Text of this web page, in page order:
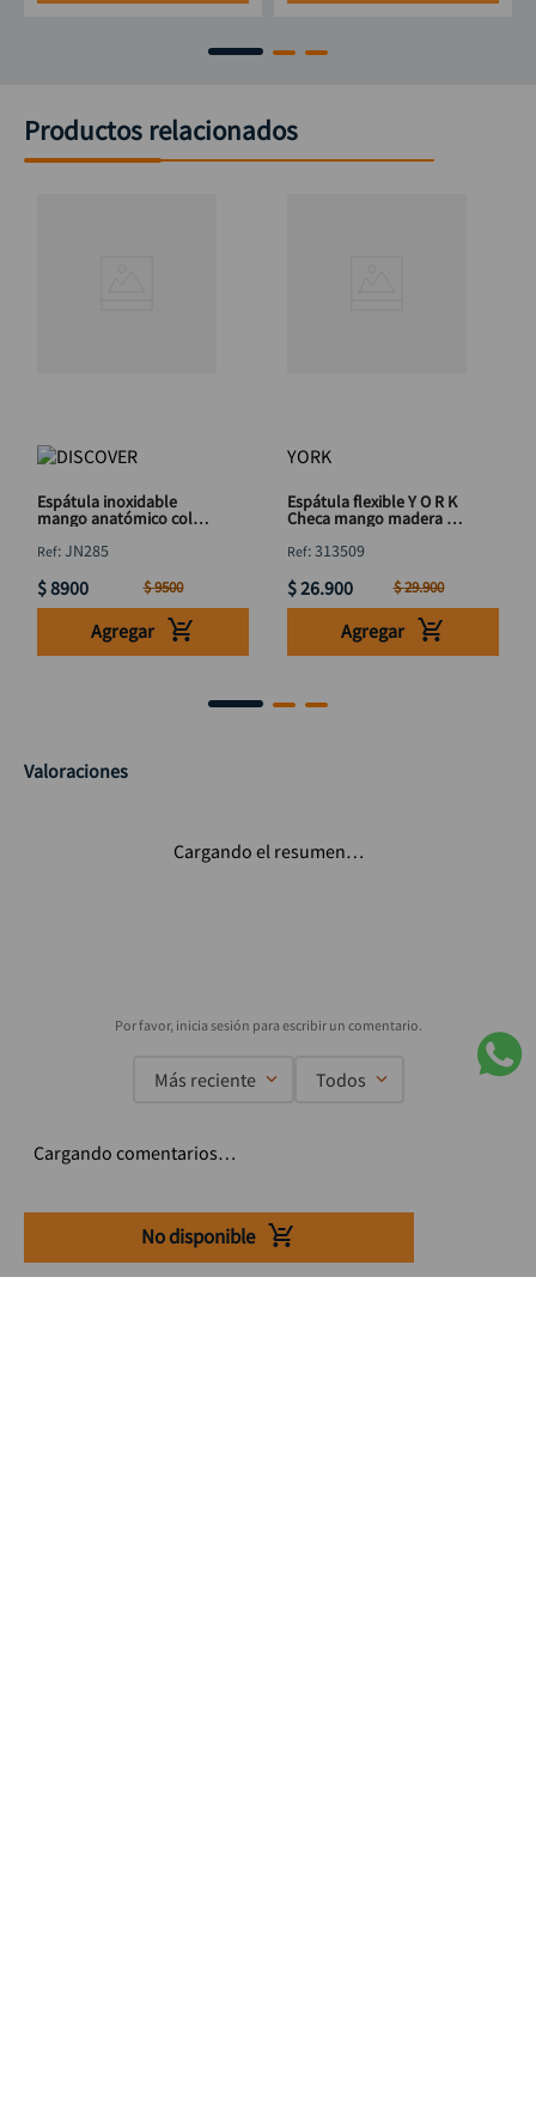
No disponible
Productos relacionados
Espátula inoxidable
mango anatómico color
:JN285
$8900 $9500
Agregar
YORK
Espátula flexible Y O R K
Checa mango madera 90
:313509
$26.900 $29.900
Agregar
Valoraciones
Cargando el resumen…
Más reciente Todos
Cargando comentarios…
Suscríbete a nuestro Newsletter